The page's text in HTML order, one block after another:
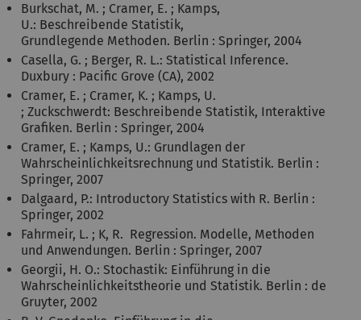
Burkschat, M. ; Cramer, E. ; Kamps,
U.: Beschreibende Statistik,
Grundlegende Methoden. Berlin : Springer, 2004
Casella, G. ; Berger, R. L.: Statistical Inference.
Duxbury : Pacific Grove (CA), 2002
Cramer, E. ; Cramer, K. ; Kamps, U.
; Zuckschwerdt: Beschreibende Statistik, Interaktive
Grafiken. Berlin : Springer, 2004
Cramer, E. ; Kamps, U.: Grundlagen der
Wahrscheinlichkeitsrechnung und Statistik. Berlin :
Springer, 2007
Dalgaard, P.: Introductory Statistics with R. Berlin :
Springer, 2002
Fahrmeir, L. ; K, R. Regression. Modelle, Methoden
und Anwendungen. Berlin : Springer, 2007
Georgii, H. O.: Stochastik: Einführung in die
Wahrscheinlichkeitstheorie und Statistik. Berlin : de
Gruyter, 2002